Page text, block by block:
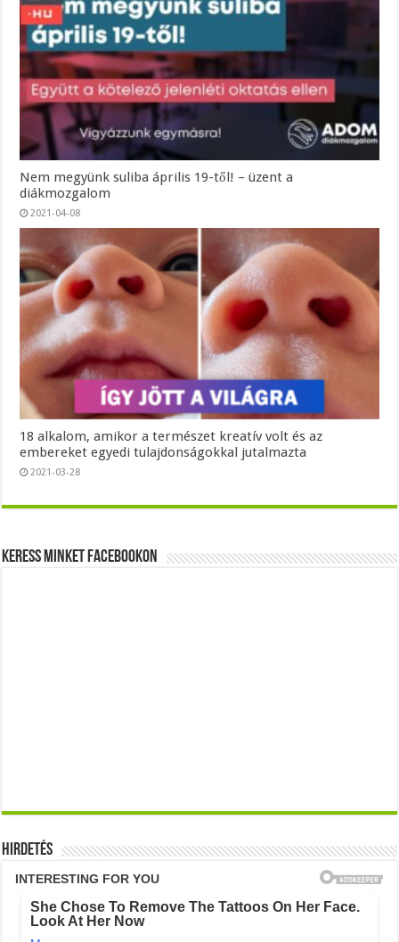
Nem megyünk suliba április 19-től! – üzent a
diákmozgalom
2021-04-08
18 alkalom, amikor a természet kreatív volt és az
embereket egyedi tulajdonságokkal jutalmazta
2021-03-28
Keress minket Facebookon
Hirdetés